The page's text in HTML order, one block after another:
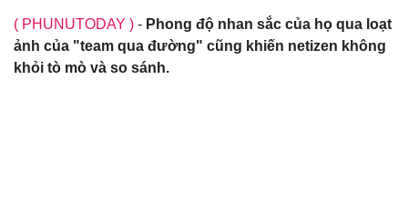
( PHUNUTODAY ) - Phong độ nhan sắc của họ qua loạt
ảnh của "team qua đường" cũng khiến netizen không
khỏi tò mò và so sánh.